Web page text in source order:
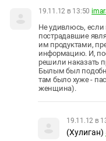
19.11.12 в 13:50
Не удивлюсь, если
пострадавшие
им продуктами,
информацию. И,
решили наказать
Былым был
там было хуже -
женщина).
19.11.12 в
(Хулиган)